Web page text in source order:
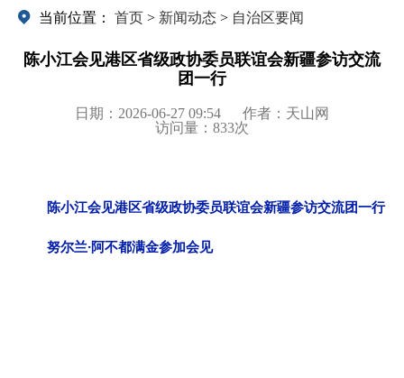
当前位置： 首页 > 新闻动态 > 自治区要闻
陈小江会见港区省级政协委员联谊会新疆参访交流
团一行
日期：2026-06-27 09:54
作者：天山网
访问量： 833次
陈小江会见港区省级政协委员联谊会新疆参访交流团一行
努尔兰·阿不都满金参加会见